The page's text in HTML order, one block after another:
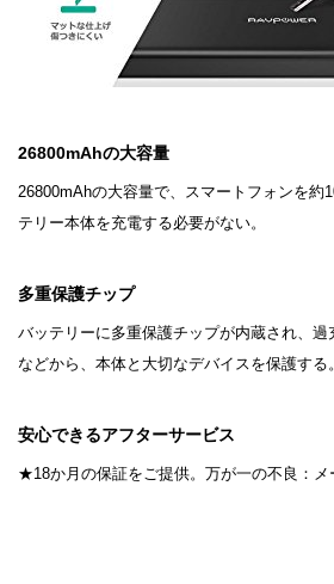
26800mAhの大容量
26800mAhの大容量で、スマートフォンを約
テリー本体を充電する必要がない。
多重保護チップ
バッテリーに多重保護チップが内蔵され、
などから、本体と大切なデバイスを保護する。
安心できるアフターサービス
★18か月の保証をご提供。万が一の不良：メ